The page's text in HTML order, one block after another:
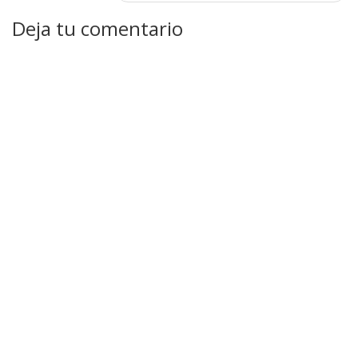
entradas
Deja tu comentario